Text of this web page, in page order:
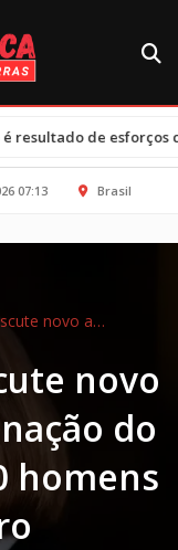
conjuntos e clima tenso
07:13 Brasil
Gisèle Pelicot discute novo amor após condenação do ex-marido e de 50 homens por estupro
novo
do
homens